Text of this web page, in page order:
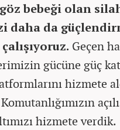
bebeği olan
daha da
Geçen
gücüne güç
hizmete
hizmete verdik.